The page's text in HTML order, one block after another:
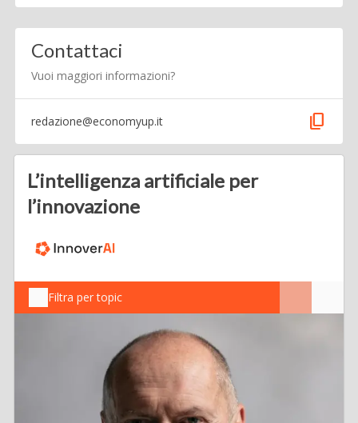
Contattaci
Vuoi maggiori informazioni?
redazione@economyup.it content_copy
L’intelligenza artificiale per
l’innovazione
Filtra per topic